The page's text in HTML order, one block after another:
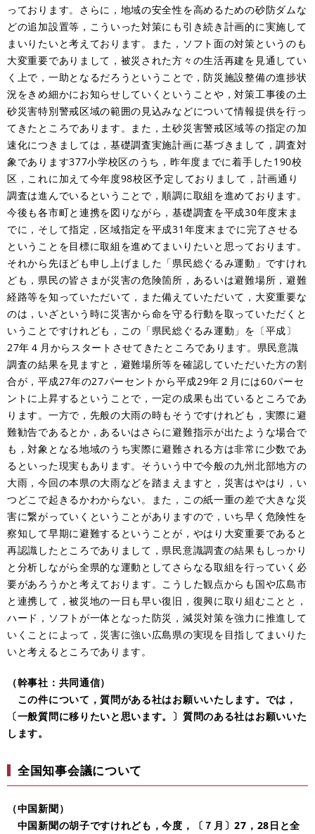
っております。さらに，地域の安全性を高めるための砂防ダムな
どの追加設置等，こういった対策にも引き続き計画的に実施して
まいりたいと考えております。また，ソフト面の対策というのも
大変重要でありまして，被災された方々の生活再建を見通してい
く上で，一助となるだろうということで，防災施設整備の進捗状
況をきめ細かにお知らせしていくということや，対策工事後の土
砂災害特別警戒区域の範囲の見込みなどについて情報提供を行っ
てきたところであります。また，土砂災害警戒区域等の指定の加
速化につきましては，基礎調査実施計画に基づきまして，調査対
象であります377小学校区のうち，昨年度までに着手した190校
区，これに加えて今年度98校区予定しておりまして，計画通り
調査は進んでいるということで，順調に取組を進めております。
今後も各市町と連携を図りながら，基礎調査を平成30年度末ま
でに，そして指定，区域指定を平成31年度末までに完了させる
ということを目標に取組を進めてまいりたいと思っております。
それから先ほども申し上げました「県民総ぐるみ運動」ですけれ
ども，県民の皆さまが災害の危険箇所，あるいは避難場所，避難
経路等を知っていただいて，また備えていただいて，大変重要な
のは，いざという時に災害から命を守る行動を取っていただくと
いうことですけれども，この「県民総ぐるみ運動」を〔平成〕
27年４月からスタートさせてきたところであります。県民意識
調査の結果を見ますと，避難場所等を確認していただいた方の割
合が，平成27年の27パーセントから平成29年２月には60パーセ
ントに上昇するということで，一定の成果も出ているところであ
ります。一方で，先般の大雨の時もそうですけれども，実際に避
難勧告であるとか，あるいはさらに避難指示が出たような場合で
も，対象となる地域のうち実際に避難される方は非常に少数であ
るといった現実もあります。そういう中で今般の九州北部地方の
大雨，今回の本県の大雨などを踏まえますと，災害はやはり，い
つどこで起きるかわからない。また，この紙一重の差で大きな災
害に繋がっていくということがありますので，いち早く危険性を
察知して早期に避難するということが，やはり大変重要であると
再認識したところでありまして，県民意識調査の結果もしっかり
と分析しながら全県的な運動としてさらなる取組を行っていく必
要があろうかと考えております。こうした観点からも国や広島市
と連携して，被災地の一日も早い復旧，復興に取り組むことと，
ハード，ソフトが一体となった防災，減災対策を強力に推進して
いくことによって，災害に強い広島県の実現を目指してまいりた
いと考えるところであります。
（幹事社：共同通信）
この件について，質問がある社はお願いいたします。では，
〔一般質問に移りたいと思います。〕質問のある社はお願いいた
します。
全国知事会議について
（中国新聞）
中国新聞の胡子ですけれども，今度，〔７月〕27，28日と全